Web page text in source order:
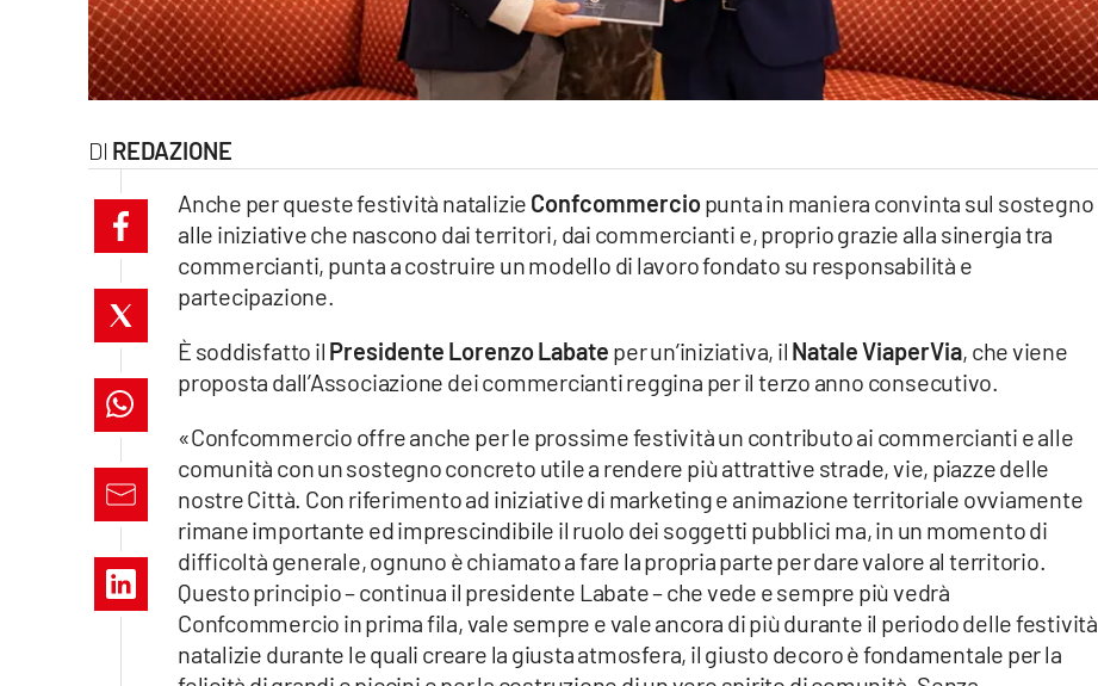
cosenzachannel.it
catanzarochannel.it
lacapitalenews.it
REDAZIONE
Anche per queste festività natalizie Confcommerciopunta in maniera convinta sul sostegno
alle iniziative che nascono dai territori, dai commercianti e, proprio grazie alla sinergia tra
commercianti, punta a costruire un modello di lavoro fondato su responsabilità e
partecipazione.
È soddisfatto il Presidente Lorenzo Labate per un’iniziativa, il Natale ViaperVia, che viene
proposta dall’Associazione dei commercianti reggina per il terzo anno consecutivo.
«Confcommercio offre anche per le prossime festività un contributo ai commercianti e alle
comunità con un sostegno concreto utile a rendere più attrattive strade, vie, piazze delle
nostre Città. Con riferimento ad iniziative di marketing e animazione territoriale ovviamente
rimane importante ed imprescindibile il ruolo dei soggetti pubblici ma, in un momento di
difficoltà generale, ognuno è chiamato a fare la propria parte per dare valore al territorio.
Questo principio – continua il presidente Labate – che vede e sempre più vedrà
Confcommercio in prima fila, vale sempre e vale ancora di più durante il periodo delle festività
natalizie durante le quali creare la giusta atmosfera, il giusto decoro è fondamentale per la